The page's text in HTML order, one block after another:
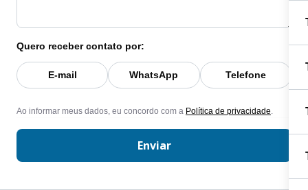
Quero receber contato por:
E-mail WhatsApp Telefone
Ao informar meus dados, eu concordo com a Política de privacidade
Enviar